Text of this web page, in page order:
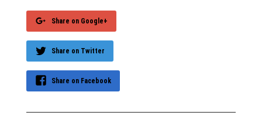
Share on Google+
Share on Twitter
Share on Facebook